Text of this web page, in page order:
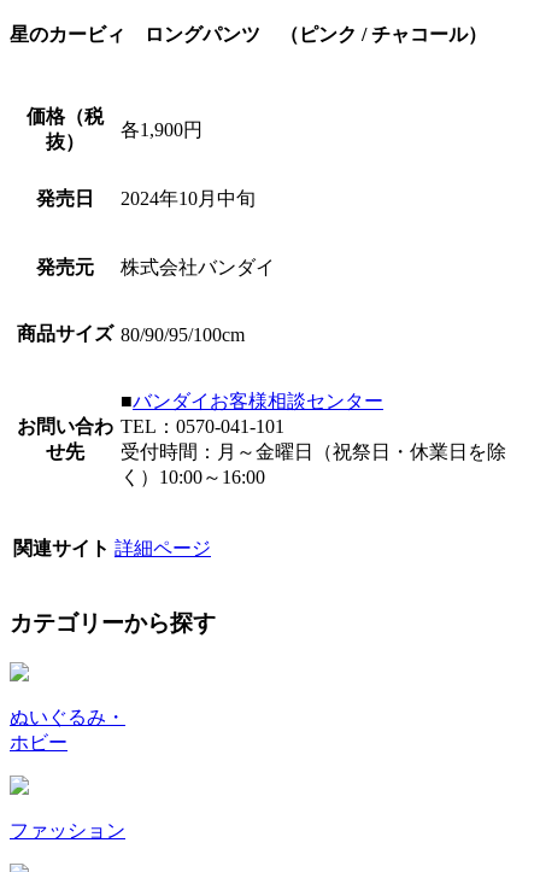
星のカービィ ロングパンツ （ピンク / チャコール）
価格（税
抜）
各1,900円
発売日 2024年10月中旬
発売元 株式会社バンダイ
商品サイズ 80/90/95/100cm
お問い合わ
せ先
■バンダイお客様相談センター
TEL：0570-041-101
受付時間：月～金曜日（祝祭日・休業日を除
く）10:00～16:00
関連サイト 詳細ページ
カテゴリーから探す
ぬいぐるみ・
ホビー
ファッション